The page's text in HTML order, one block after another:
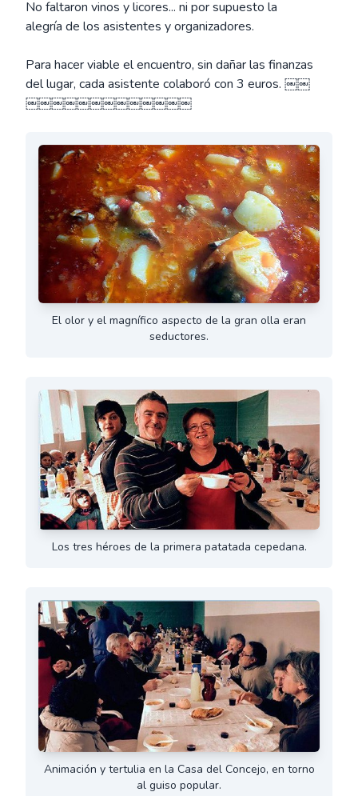
No faltaron vinos y licores... ni por supuesto la
alegría de los asistentes y organizadores.
Para hacer viable el encuentro, sin dañar las finanzas
del lugar, cada asistente colaboró con 3 euros. ￼￼
￼￼￼￼￼￼￼￼￼￼￼￼￼
El olor y el magnífico aspecto de la gran olla eran
seductores.
Los tres héroes de la primera patatada cepedana.
Animación y tertulia en la Casa del Concejo, en torno
al guiso popular.